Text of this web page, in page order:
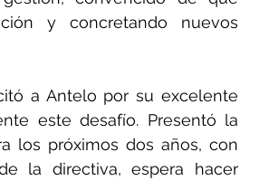
y concretando nuevos
a Antelo por su excelente
este desafío. Presentó la
los próximos dos años, con
la directiva, espera hacer